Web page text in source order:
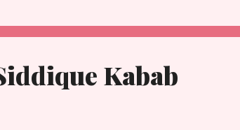
Kabab